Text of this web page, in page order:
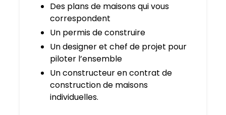
Des plans de maisons qui vous
correspondent
Un permis de construire
Un designer et chef de projet pour
piloter l’ensemble
Un constructeur en contrat de
construction de maisons
individuelles.